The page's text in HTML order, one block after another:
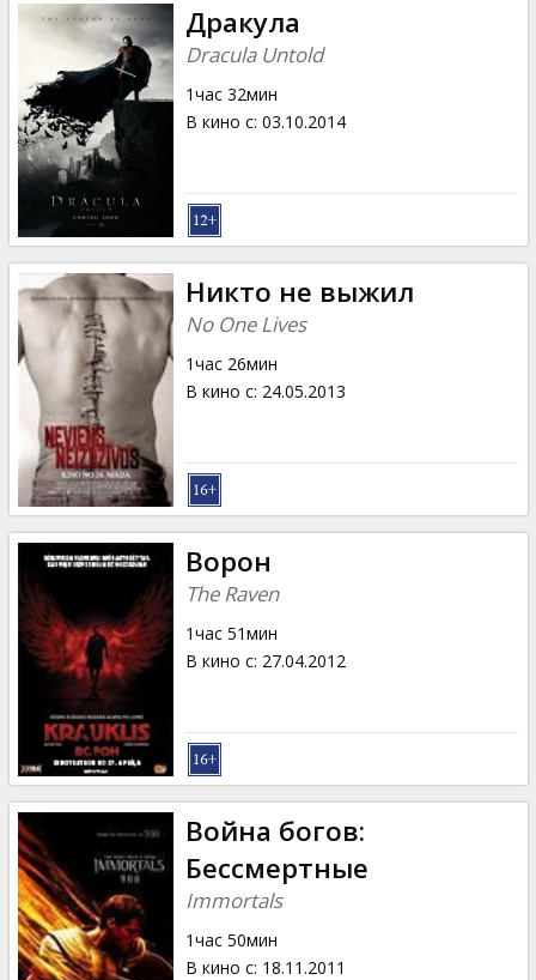
Дракула
Dracula Untold
1час 32мин
В кино с: 03.10.2014
Никто не выжил
No One Lives
1час 26мин
В кино с: 24.05.2013
Ворон
The Raven
1час 51мин
В кино с: 27.04.2012
Война богов:
Бессмертные
Immortals
1час 50мин
В кино с: 18.11.2011